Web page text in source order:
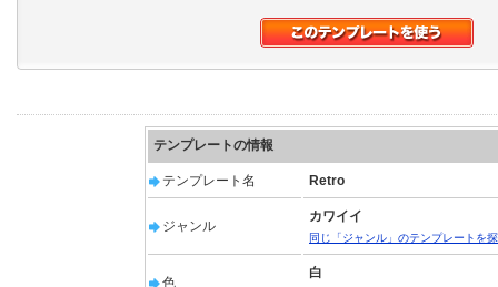
テンプレートの情報
テンプレート名 Retro
ジャンル
カワイイ
同じ「ジャンル」のテンプレートを
色
白